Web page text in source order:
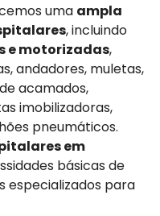
uma ampla
, incluindo
e motorizadas,
andadores, muletas,
acamados,
imobilizadoras,
pneumáticos.
em
básicas de
especializados para